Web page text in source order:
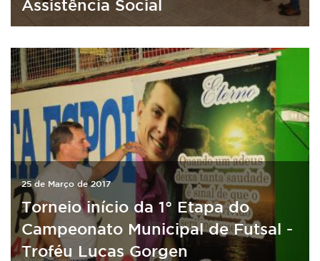
Assistência Social
25 de Março de 2017
Torneio início da 1° Etapa do
Campeonato Municipal de Futsal -
Troféu Lucas Gorgen